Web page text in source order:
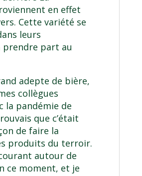
en effet
Cette variété se
leurs
part au
adepte de bière,
collègues
la pandémie de
que c’était
de faire la
produits du terroir.
autour de
ce moment, et je